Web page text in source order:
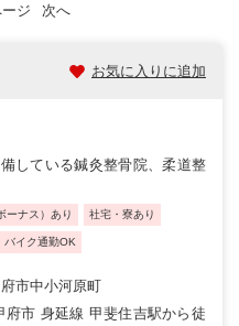
ジ 次へ
お気に入りに追加
している鍼灸整骨院、柔道整
ーナス）あり 社宅・寮あり
バイク通勤OK
市中小河原町
府市 身延線 甲斐住吉駅から徒